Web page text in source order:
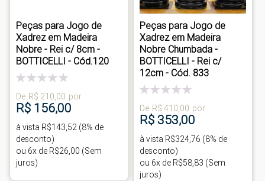
Peças para Jogo de
Xadrez em Madeira
Nobre - Rei c/ 8cm -
BOTTICELLI - Cód.120
Classificação:
De R$ 210,00 por
R$ 156,00
à vista R$143,52 (8% de
desconto)
ou 6x de R$26,00 (Sem
juros)
Peças para Jogo de
Xadrez em Madeira
Nobre Chumbada -
BOTTICELLI - Rei c/
12cm - Cód. 833
Classificação:
De R$ 410,00 por
R$ 353,00
à vista R$324,76 (8% de
desconto)
ou 6x de R$58,83 (Sem
juros)